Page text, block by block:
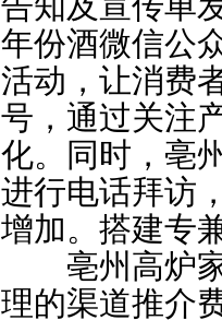
年份酒微信公
活动，让消费
号，通过关注
化。同时，亳
进行电话拜访
增加。搭建专
亳州高炉家
理的渠道推介